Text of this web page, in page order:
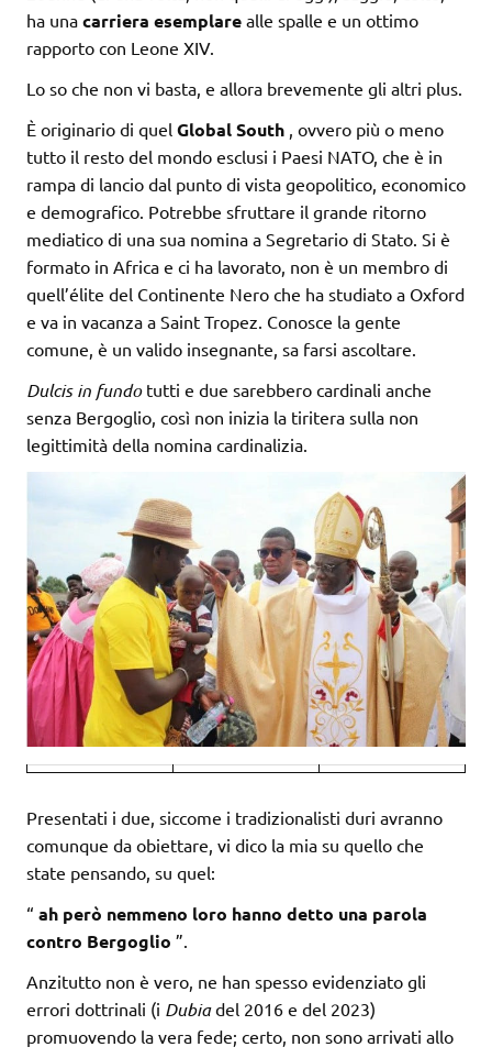
ha una carriera esemplare alle spalle e un ottimo
rapporto con Leone XIV.
Lo so che non vi basta, e allora brevemente gli altri plus.
È originario di quel Global South , ovvero più o meno
tutto il resto del mondo esclusi i Paesi NATO, che è in
rampa di lancio dal punto di vista geopolitico, economico
e demografico. Potrebbe sfruttare il grande ritorno
mediatico di una sua nomina a Segretario di Stato. Si è
formato in Africa e ci ha lavorato, non è un membro di
quell’élite del Continente Nero che ha studiato a Oxford
e va in vacanza a Saint Tropez. Conosce la gente
comune, è un valido insegnante, sa farsi ascoltare.
Dulcis in fundotutti e due sarebbero cardinali anche
senza Bergoglio, così non inizia la tiritera sulla non
legittimità della nomina cardinalizia.
Presentati i due, siccome i tradizionalisti duri avranno
comunque da obiettare, vi dico la mia su quello che
state pensando, su quel:
“ ah però nemmeno loro hanno detto una parola
contro Bergoglio ”.
Anzitutto non è vero, ne han spesso evidenziato gli
errori dottrinali (i Dubiadel 2016 e del 2023)
promuovendo la vera fede; certo, non sono arrivati allo